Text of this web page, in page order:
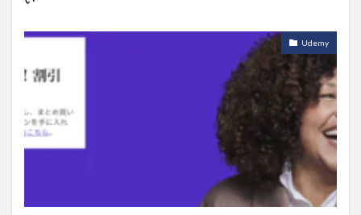
Udemy